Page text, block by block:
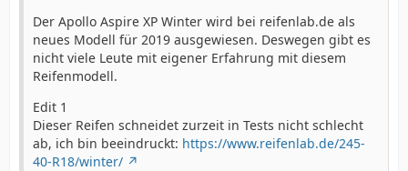
Der Apollo Aspire XP Winter wird bei reifenlab.de als
neues Modell für 2019 ausgewiesen. Deswegen gibt es
nicht viele Leute mit eigener Erfahrung mit diesem
Reifenmodell.
Edit 1
Dieser Reifen schneidet zurzeit in Tests nicht schlecht
ab, ich bin beeindruckt: https://www.reifenlab.de/245-
40-R18/winter/